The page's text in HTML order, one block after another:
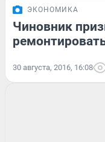
ЭКОНОМИКА
Чиновник
30 августа, 2016, 16:08